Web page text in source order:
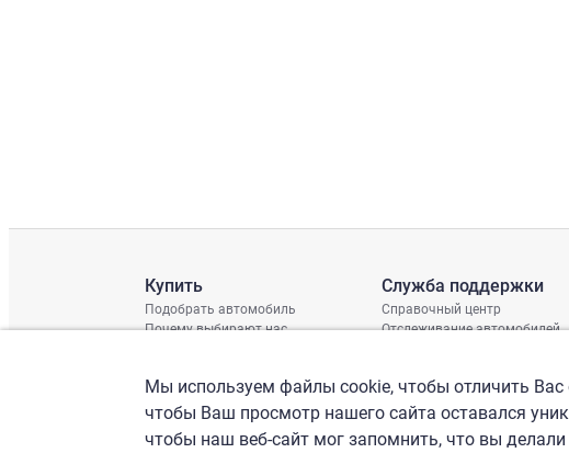
Купить
Подобрать автомобиль
Почему выбирают нас
Служба поддержки
Справочный центр
Отслеживание автомобилей
График доставки
Проверка шасси
Мы используем файлы cookie, чтобы отличить Вас
чтобы Ваш просмотр нашего сайта оставался
чтобы наш веб-сайт мог запомнить, что вы